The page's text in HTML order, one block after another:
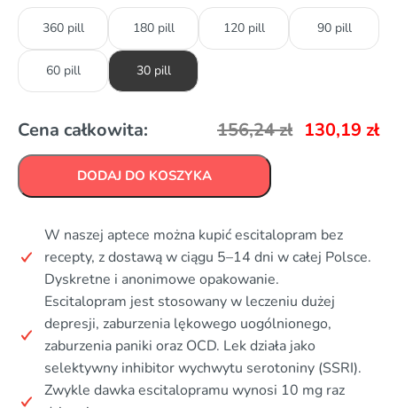
360 pill 180 pill 120 pill 90 pill
60 pill 30 pill
Cena całkowita: 156,24zł 130,19 zł
DODAJ DO KOSZYKA
W naszej aptece można kupić escitalopram bez
recepty, z dostawą w ciągu 5–14 dni w całej Polsce.
Dyskretne i anonimowe opakowanie.
Escitalopram jest stosowany w leczeniu dużej
depresji, zaburzenia lękowego uogólnionego,
zaburzenia paniki oraz OCD. Lek działa jako
selektywny inhibitor wychwytu serotoniny (SSRI).
Zwykle dawka escitalopramu wynosi 10 mg raz